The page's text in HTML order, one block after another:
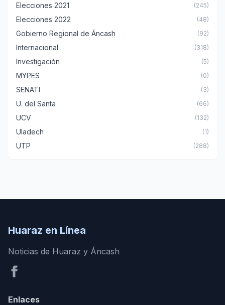
Elecciones 2021 (245)
Elecciones 2022 (48)
Gobierno Regional de Áncash (92)
Internacional (318)
Investigación (5)
MYPES (0)
SENATI (3)
U. del Santa (66)
UCV (132)
Uladech (1)
UTP (288)
Huaraz en Línea
Noticias de Huaraz y Áncash
Enlaces